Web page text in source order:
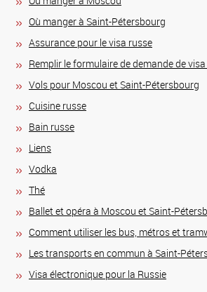
Où manger à Saint-Pétersbourg
Assurance pour le visa russe
Remplir le formulaire de demande de
Vols pour Moscou et Saint-Pétersbourg
Сuisine russe
Bain russe
Liens
Vodka
Thé
Ballet et opéra à Moscou et Saint-
Comment utiliser les bus, métros et
Les transports en commun à Saint-
Visa électronique pour la Russie